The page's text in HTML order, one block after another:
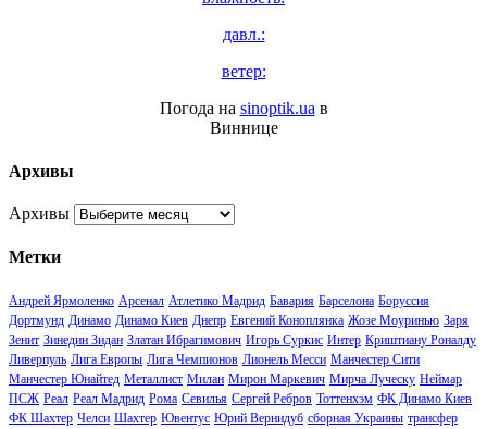
давл.:
ветер:
Погода на sinoptik.ua в
Виннице
Архивы
Архивы
Метки
Андрей Ярмоленко Арсенал Атлетико Мадрид Бавария Барселона Боруссия
Дортмунд Динамо Динамо Киев Днепр Евгений Коноплянка Жозе Моуринью Заря
Зенит Зинедин Зидан Златан Ибрагимович Игорь Суркис Интер Криштиану Роналду
Ливерпуль Лига Европы Лига Чемпионов Лионель Месси Манчестер Сити
Манчестер Юнайтед Металлист Милан Мирон Маркевич Мирча Луческу Неймар
ПСЖ Реал Реал Мадрид Рома Севилья Сергей Ребров Тоттенхэм ФК Динамо Киев
ФК Шахтер Челси Шахтер Ювентус Юрий Вернидуб сборная Украины трансфер